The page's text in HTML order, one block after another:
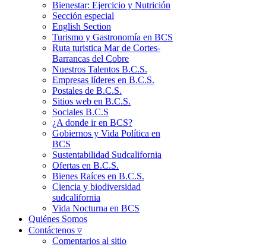
Bienestar: Ejercicio y Nutrición
Sección especial
English Section
Turismo y Gastronomía en BCS
Ruta turistica Mar de Cortes-
Barrancas del Cobre
Nuestros Talentos B.C.S.
Empresas líderes en B.C.S.
Postales de B.C.S.
Sitios web en B.C.S.
Sociales B.C.S
¿A donde ir en BCS?
Gobiernos y Vida Política en
BCS
Sustentabilidad Sudcalifornia
Ofertas en B.C.S.
Bienes Raíces en B.C.S.
Ciencia y biodiversidad
sudcalifornia
Vida Nocturna en BCS
Quiénes Somos
Contáctenos ▿
Comentarios al sitio